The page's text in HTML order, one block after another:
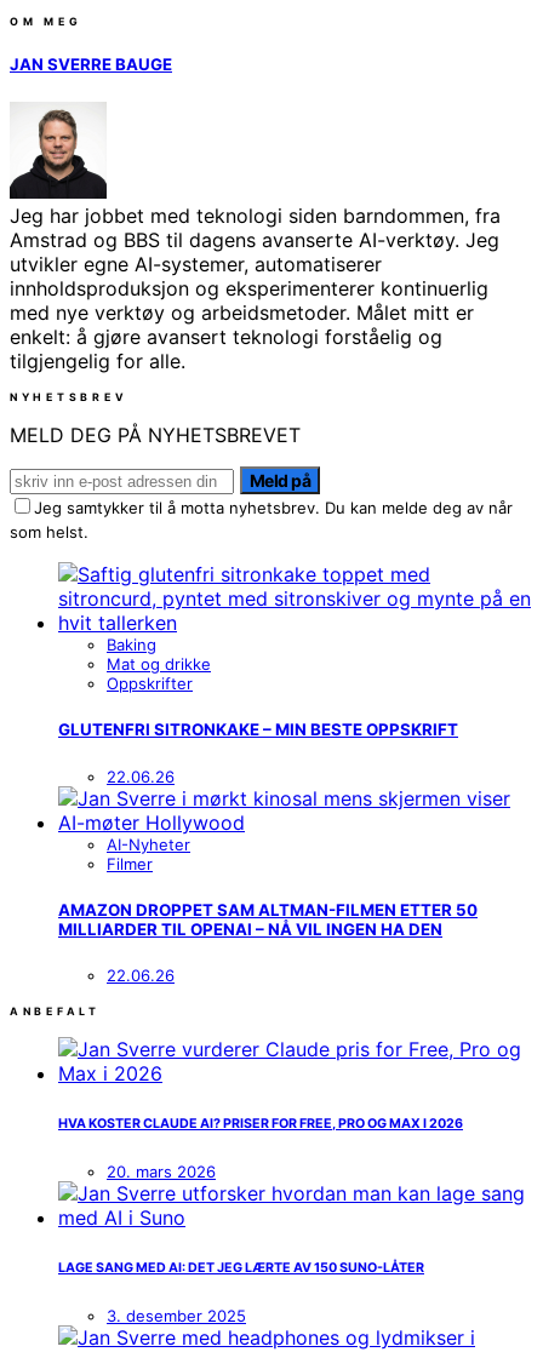
OM MEG
JAN SVERRE BAUGE
Jeg har jobbet med teknologi siden barndommen, fra
Amstrad og BBS til dagens avanserte AI-verktøy. Jeg
utvikler egne AI-systemer, automatiserer
innholdsproduksjon og eksperimenterer kontinuerlig
med nye verktøy og arbeidsmetoder. Målet mitt er
enkelt: å gjøre avansert teknologi forståelig og
tilgjengelig for alle.
NYHETSBREV
MELD DEG PÅ NYHETSBREVET
Meld på
Jeg samtykker til å motta nyhetsbrev. Du kan melde deg av når
som helst.
Baking
Mat og drikke
Oppskrifter
GLUTENFRI SITRONKAKE – MIN BESTE OPPSKRIFT
22.06.26
AI-Nyheter
Filmer
AMAZON DROPPET SAM ALTMAN-FILMEN ETTER 50
MILLIARDER TIL OPENAI – NÅ VIL INGEN HA DEN
22.06.26
ANBEFALT
HVA KOSTER CLAUDE AI? PRISER FOR FREE, PRO OG MAX I 2026
20. mars 2026
LAGE SANG MED AI: DET JEG LÆRTE AV 150 SUNO-LÅTER
3. desember 2025